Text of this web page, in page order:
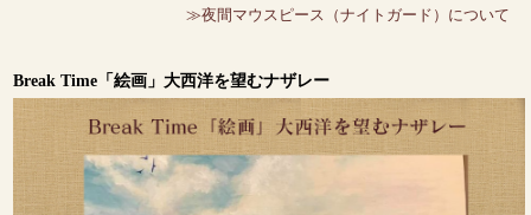
≫夜間マウスピース（ナイトガード）について
Break Time「絵画」大西洋を望むナザレー